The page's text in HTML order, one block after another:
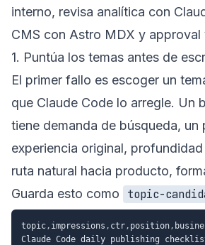
interno, revisa analítica con
CMS con Astro MDX y approval
1. Puntúa los temas antes de
El primer fallo es escoger un
que Claude Code lo arregle. Un
tiene demanda de búsqueda, un
experiencia original,
ruta natural hacia producto,
Guarda esto como
topic-
topic, impressions , ctr, position,
Claude Code daily publishing